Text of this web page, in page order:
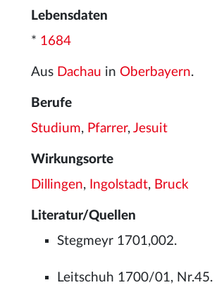
Lebensdaten
* 1684
Aus Dachau in Oberbayern.
Berufe
Studium, Pfarrer, Jesuit
Wirkungsorte
Dillingen, Ingolstadt, Bruck
Literatur/Quellen
Stegmeyr 1701,002.
Leitschuh 1700/01, Nr.45.